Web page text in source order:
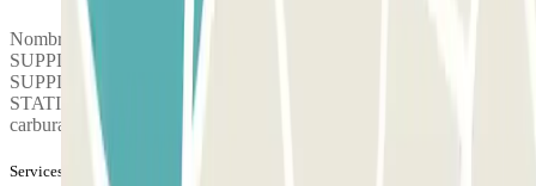
Nombre maximum de passagers : 4. UNE TAXE
SUPPLÉMENTAIRE DE 14 EUROS PAR PASSAGER
SUPPLÉMENTAIRE SERA APPLIQUÉE AU
STATIONNEMENT. Pour le lavage et le ravitaillement en
carburant ou les vidanges, veuillez contacter le parking.
Services supplémentaires (non inclus dans le prix)